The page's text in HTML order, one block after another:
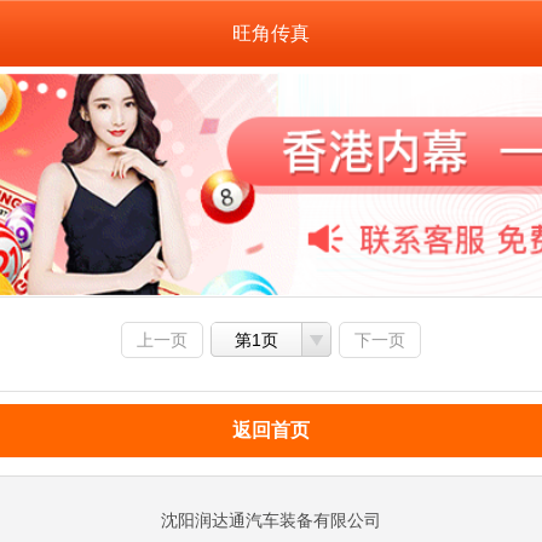
旺角传真
上一页 第1页 下一页
返回首页
沈阳润达通汽车装备有限公司